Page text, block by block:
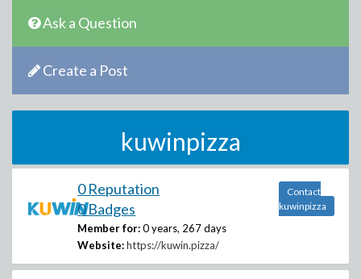
Ask a Question
Create a Post
kuwinpizza
0 Reputation
0 Badges
Member for: 0 years, 267 days
Website: https://kuwin.pizza/
Contact
kuwinpizza